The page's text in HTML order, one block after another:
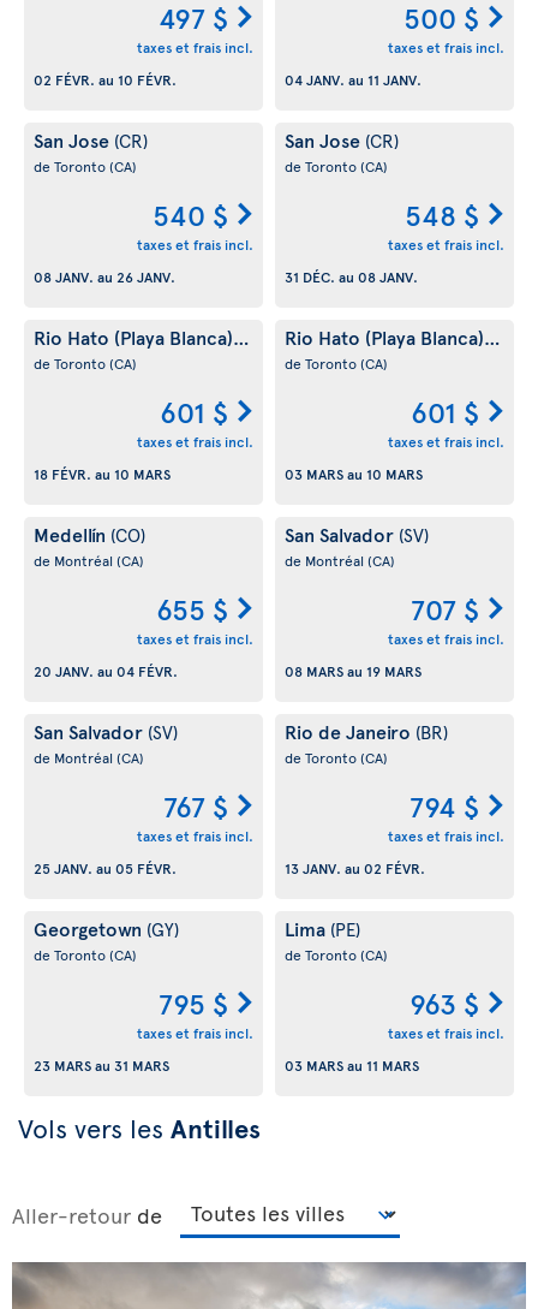
497 $
taxes et frais incl.
02 FÉVR. au 10 FÉVR.
500 $
taxes et frais incl.
04 JANV. au 11 JANV.
San Jose (CR)
de Toronto(CA)
540 $
taxes et frais incl.
08 JANV. au 26 JANV.
San Jose (CR)
de Toronto(CA)
548 $
taxes et frais incl.
31 DÉC. au 08 JANV.
Rio Hato (Playa Blanca)(PA)
de Toronto(CA)
601 $
taxes et frais incl.
18 FÉVR. au 10 MARS
Rio Hato (Playa Blanca)(PA)
de Toronto(CA)
601 $
taxes et frais incl.
03 MARSau 10 MARS
Medellín (CO)
de Montréal (CA)
655 $
taxes et frais incl.
20 JANV. au 04 FÉVR.
San Salvador (SV)
de Montréal (CA)
707 $
taxes et frais incl.
08 MARSau 19 MARS
San Salvador (SV)
de Montréal (CA)
767 $
taxes et frais incl.
25 JANV. au 05 FÉVR.
Rio de Janeiro (BR)
de Toronto(CA)
794 $
taxes et frais incl.
13 JANV. au 02 FÉVR.
Georgetown (GY)
de Toronto(CA)
795 $
taxes et frais incl.
23 MARSau 31 MARS
Lima (PE)
de Toronto(CA)
963 $
taxes et frais incl.
03 MARSau 11 MARS
Vols vers les Antilles
Aller-retour de